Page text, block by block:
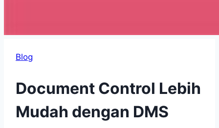
Blog
Document Control Lebih
Mudah dengan DMS